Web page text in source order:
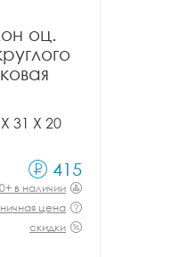
оц.
31 X 20
415
в наличии
цена
скидки